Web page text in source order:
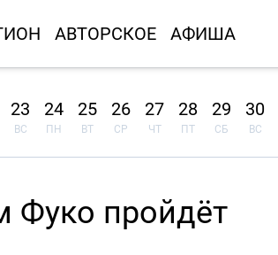
АВТОРСКОЕ АФИША
23
ВС
24
ПН
25
ВТ
26
СР
27
ЧТ
28
ПТ
29
СБ
30
ВС
Фуко пройдёт